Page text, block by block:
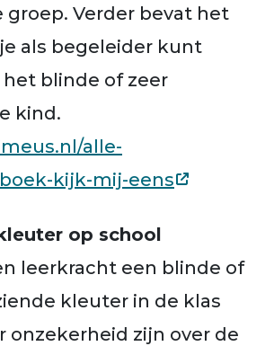
groep. Verder bevat het
als begeleider kunt
blinde of zeer
kind.
alle-
kijk-mij-eens
op school
leerkracht een blinde of
kleuter in de klas
onzekerheid zijn over de